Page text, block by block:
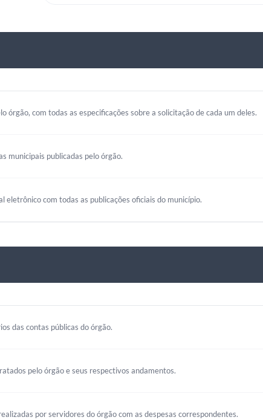
órgão, com todas as especificações sobre a solicitação de cada um deles.
municipais publicadas pelo órgão.
eletrônico com todas as publicações oficiais do município.
das contas públicas do órgão.
pelo órgão e seus respectivos andamentos.
por servidores do órgão com as despesas correspondentes.